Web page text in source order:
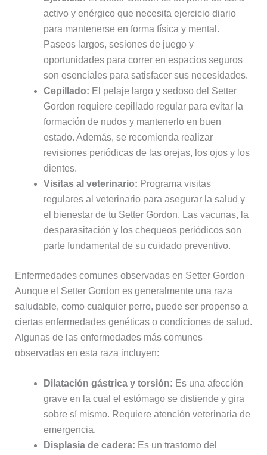
activo y enérgico que necesita ejercicio diario
para mantenerse en forma física y mental.
Paseos largos, sesiones de juego y
oportunidades para correr en espacios seguros
son esenciales para satisfacer sus necesidades.
Cepillado: El pelaje largo y sedoso del Setter
Gordon requiere cepillado regular para evitar la
formación de nudos y mantenerlo en buen
estado. Además, se recomienda realizar
revisiones periódicas de las orejas, los ojos y los
dientes.
Visitas al veterinario: Programa visitas
regulares al veterinario para asegurar la salud y
el bienestar de tu Setter Gordon. Las vacunas, la
desparasitación y los chequeos periódicos son
parte fundamental de su cuidado preventivo.
Enfermedades comunes observadas en Setter Gordon
Aunque el Setter Gordon es generalmente una raza
saludable, como cualquier perro, puede ser propenso a
ciertas enfermedades genéticas o condiciones de salud.
Algunas de las enfermedades más comunes
observadas en esta raza incluyen:
Dilatación gástrica y torsión: Es una afección
grave en la cual el estómago se distiende y gira
sobre sí mismo. Requiere atención veterinaria de
emergencia.
Displasia de cadera: Es un trastorno del